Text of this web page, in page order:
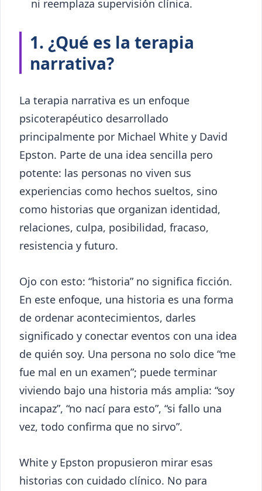
ni reemplaza supervisión clínica.
1. ¿Qué es la terapia
narrativa?
La terapia narrativa es un enfoque
psicoterapéutico desarrollado
principalmente por Michael White y David
Epston. Parte de una idea sencilla pero
potente: las personas no viven sus
experiencias como hechos sueltos, sino
como historias que organizan identidad,
relaciones, culpa, posibilidad, fracaso,
resistencia y futuro.
Ojo con esto: “historia” no significa ficción.
En este enfoque, una historia es una forma
de ordenar acontecimientos, darles
significado y conectar eventos con una idea
de quién soy. Una persona no solo dice “me
fue mal en un examen”; puede terminar
viviendo bajo una historia más amplia: “soy
incapaz”, “no nací para esto”, “si fallo una
vez, todo confirma que no sirvo”.
White y Epston propusieron mirar esas
historias con cuidado clínico. No para